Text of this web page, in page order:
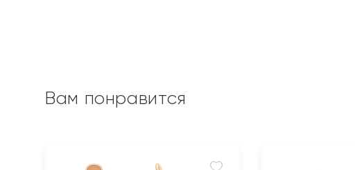
Вам понравится